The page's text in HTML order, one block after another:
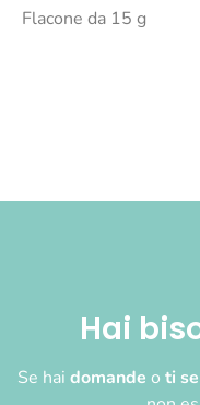
Flacone da 15 g
Hai
Se hai domande o ti